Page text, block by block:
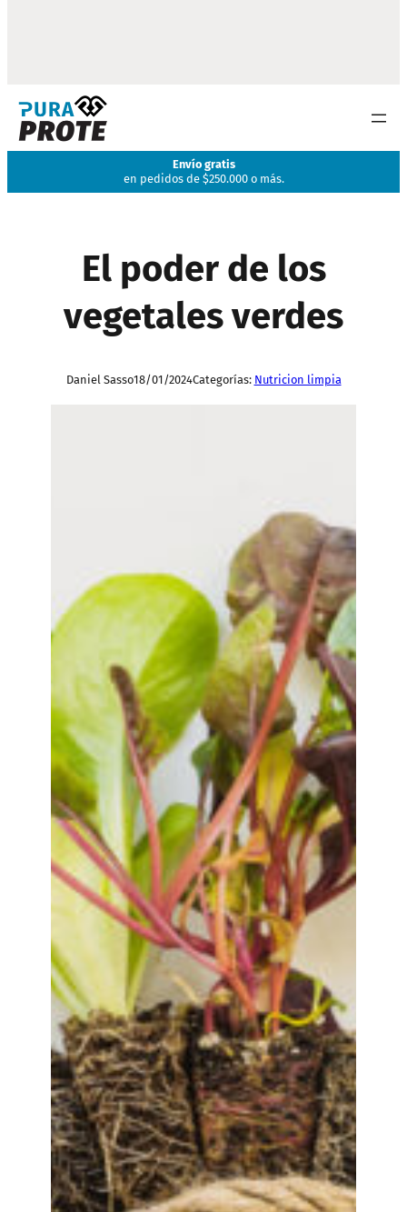
Envío gratis
en pedidos de $250.000 o más.
El poder de los
vegetales verdes
Daniel Sasso18/01/2024Categorías: Nutricion limpia